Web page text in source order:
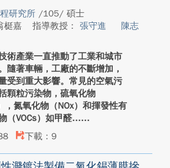
研究所 /105/ 碩士
梃嘉
指導教授： 張守進
陳志
術產業一直推動了工業和城市
隨著車輛，工廠的不斷增加，
受到重大影響。常見的空氣污
顆粒污染物，硫氧化物
，氮氧化物（NOx）和揮發性有
（VOCs）如甲醛...
下載：9